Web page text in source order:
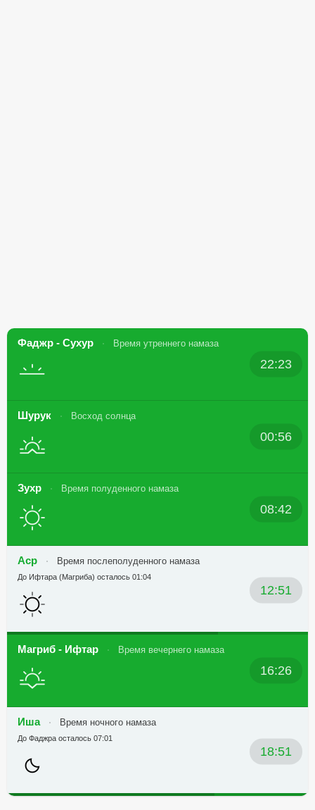
Фаджр - Сухур Время утреннего намаза
22:23
Шурук Восход солнца
00:56
Зухр Время полуденного намаза
08:42
Аср Время послеполуденного намаза
12:51
До Ифтара (Магриба) осталось 01:04
Магриб - Ифтар Время вечернего намаза
16:26
Иша Время ночного намаза
18:51
До Фаджра осталось 07:01